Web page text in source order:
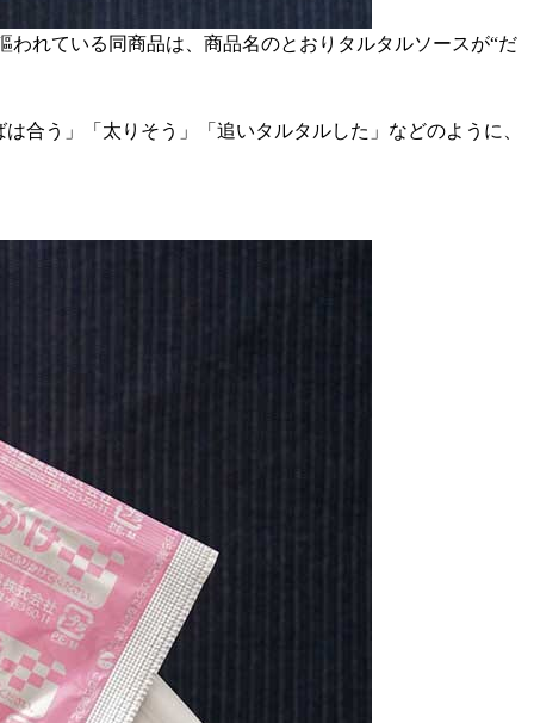
れている同商品は、商品名のとおりタルタルソースが“だ
合う」「太りそう」「追いタルタルした」などのように、